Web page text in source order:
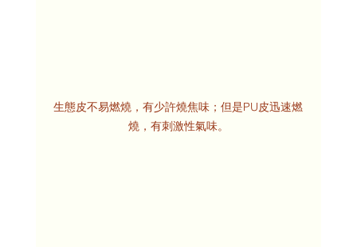
生態皮不易燃燒，有少許燒焦味；但是PU皮迅速燃
燒，有刺激性氣味。